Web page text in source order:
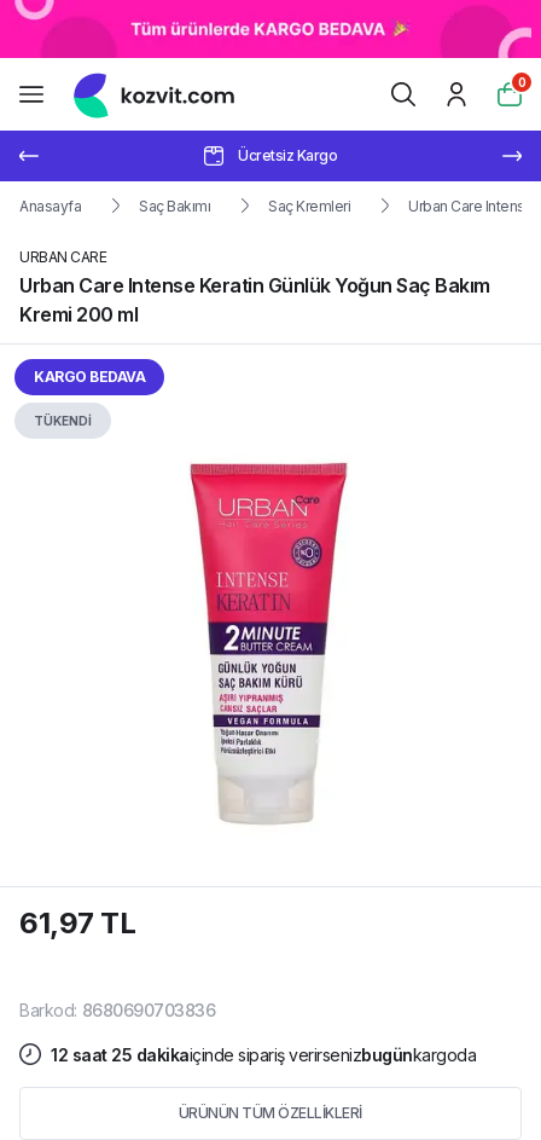
0
Ücretsiz Kargo
Anasayfa Saç Bakımı Saç Kremleri Urban Care Intense
URBAN CARE
Urban Care Intense Keratin Günlük Yoğun Saç Bakım
Kremi 200 ml
KARGO BEDAVA
TÜKENDİ
61,97 TL
Barkod: 8680690703836
12 saat 25 dakikaiçinde sipariş verirsenizbugünkargoda
ÜRÜNÜN TÜM ÖZELLİKLERİ